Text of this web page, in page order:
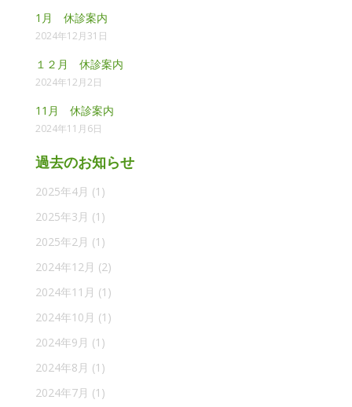
1月 休診案内
2024年12月31日
１２月 休診案内
2024年12月2日
11月 休診案内
2024年11月6日
過去のお知らせ
2025年4月 (1)
2025年3月 (1)
2025年2月 (1)
2024年12月 (2)
2024年11月 (1)
2024年10月 (1)
2024年9月 (1)
2024年8月 (1)
2024年7月 (1)